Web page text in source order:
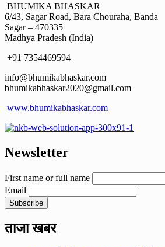
BHUMIKA BHASKAR
6/43, Sagar Road, Bara Chouraha, Banda
Sagar – 470335
Madhya Pradesh (India)
+91 7354469594
info@bhumikabhaskar.com
bhumikabhaskar2020@gmail.com
www.bhumikabhaskar.com
Newsletter
First name or full name
Email
ताजा खबर